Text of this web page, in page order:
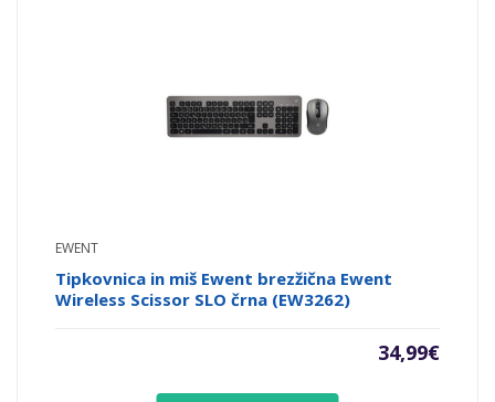
EWENT
Tipkovnica in miš Ewent brezžična Ewent
Wireless Scissor SLO črna (EW3262)
34,99€